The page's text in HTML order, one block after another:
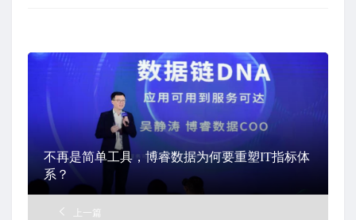
不再是简单工具，博睿数据为何要重塑IT指标体
系？
上一篇